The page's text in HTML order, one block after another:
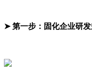
➤ 第一步：固化企业研